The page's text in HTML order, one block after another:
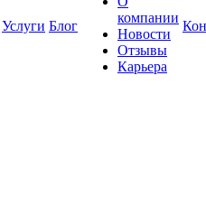
Услуги Блог
компании
Новости
Отзывы
Карьера